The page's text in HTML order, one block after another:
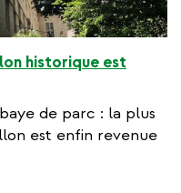
historique est
de parc : la plus
est enfin revenue